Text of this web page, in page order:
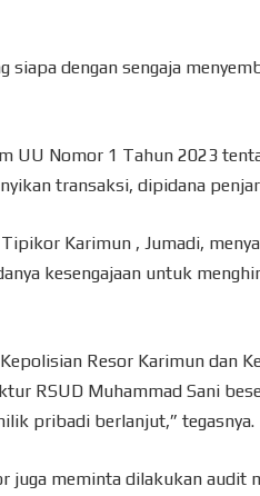
siapa dengan sengaja
UU Nomor 1 Tahun 2023
transaksi, dipidana
Tipikor Karimun , Jumadi,
kesengajaan untuk
Resor Karimun dan
RSUD Muhammad Sani
pribadi berlanjut,” tegasnya.
juga meminta dilakukan audit